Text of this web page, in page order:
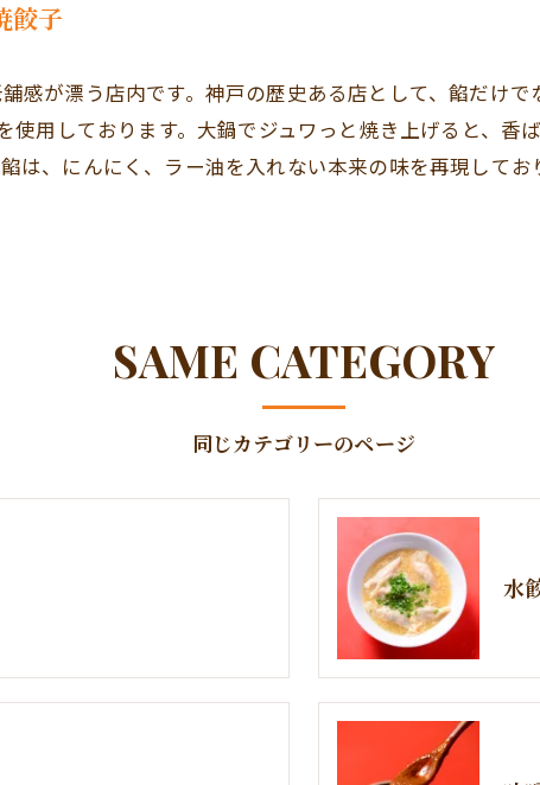
餃子
感が漂う店内です。神戸の歴史ある店として、餡だけ
使用しております。大鍋でジュワっと焼き上げると、香
は、にんにく、ラー油を入れない本来の味を再現して
同じカテゴリーのページ
SAME CATEGORY
水